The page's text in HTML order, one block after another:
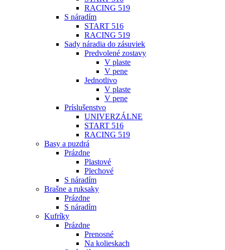
RACING 519
S náradím
START 516
RACING 519
Sady náradia do zásuviek
Predvolené zostavy
V plaste
V pene
Jednotlivo
V plaste
V pene
Príslušenstvo
UNIVERZÁLNE
START 516
RACING 519
Basy a puzdrá
Prázdne
Plastové
Plechové
S náradím
Brašne a ruksaky
Prázdne
S náradím
Kufríky
Prázdne
Prenosné
Na kolieskach